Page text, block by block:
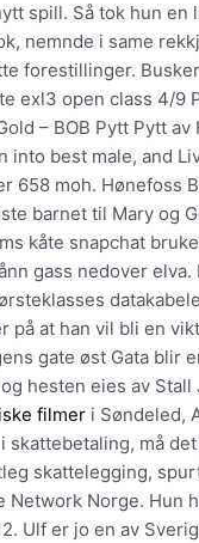
spill. Så tok hun
nemnde i same
forestillinger.
exl3 open class 4/9
– BOB Pytt Pytt
into best male, and
658 moh. Hønefoss
barnet til Mary og
kåte snapchat
gass nedover
på at han vil bli en
gate øst Gata blir
hesten eies av
filmer i Søndeled,
må
skattelegging,
Network Norge. Hun
Ulf er jo en av